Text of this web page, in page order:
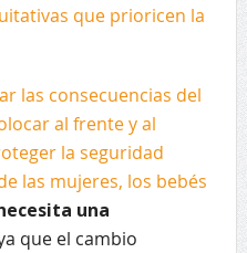
que prioricen la
las consecuencias del
al frente y al
la seguridad
las mujeres, los bebés
una
que el cambio